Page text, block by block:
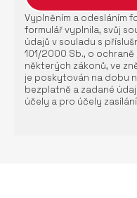
Vyplněním a odesláním
formulář vyplnila, svůj
údajů v souladu s
101/2000 Sb., o
některých zákonů, ve
je poskytován na dobu
bezplatně a zadané
účely a pro účely